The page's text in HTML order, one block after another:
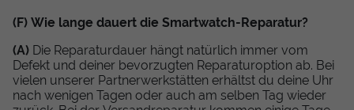
(F) Wie lange dauert die Smartwatch-Reparatur?
(A) Die Reparaturdauer hängt natürlich immer vom
Defekt und deiner bevorzugten Reparaturoption ab. Bei
vielen unserer Partnerwerkstätten erhältst du deine Uhr
nach wenigen Tagen oder auch am selben Tag wieder